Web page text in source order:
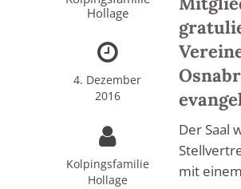
Hollage
4. Dezember
2016
Kolpingsfamilie
Hollage
Der Saal
mit